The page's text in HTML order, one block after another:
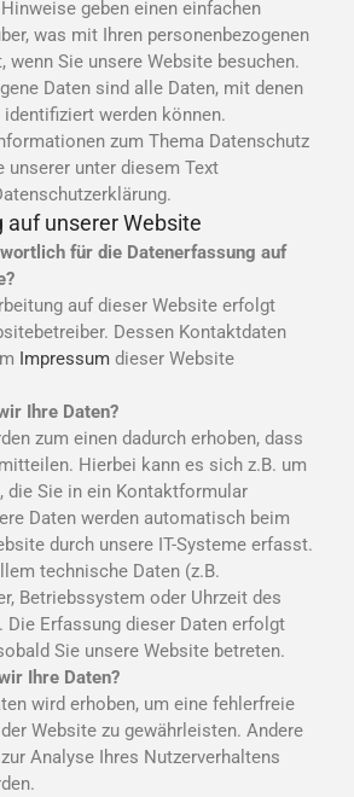
geben einen einfachen
was mit Ihren personenbezogenen
wenn Sie unsere Website besuchen.
Daten sind alle Daten, mit denen
werden können.
zum Thema Datenschutz
unserer unter diesem Text
auf unserer Website
für die Datenerfassung auf
auf dieser Website erfolgt
Dessen Kontaktdaten
Impressum dieser Website
Ihre Daten?
zum einen dadurch erhoben, dass
Hierbei kann es sich z.B. um
die Sie in ein Kontaktformular
Daten werden automatisch beim
durch unsere IT-Systeme erfasst.
technische Daten (z.B.
Betriebssystem oder Uhrzeit des
Die Erfassung dieser Daten erfolgt
Sie unsere Website betreten.
Ihre Daten?
wird erhoben, um eine fehlerfreie
Website zu gewährleisten. Andere
Analyse Ihres Nutzerverhaltens